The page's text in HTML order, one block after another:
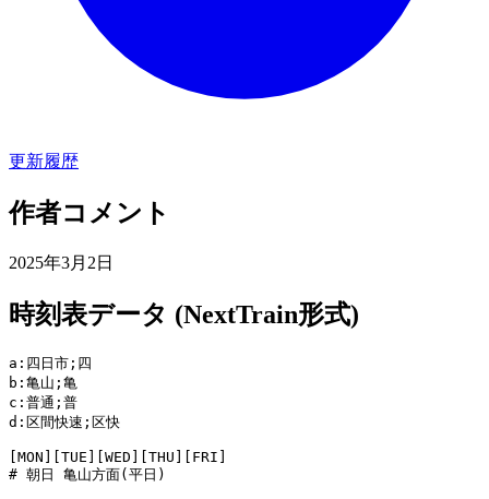
更新履歴
作者コメント
2025年3月2日
時刻表データ (NextTrain形式)
a:四日市;四
b:亀山;亀
c:普通;普
d:区間快速;区快
[MON][TUE][WED][THU][FRI]
# 朝日 亀山方面(平日)